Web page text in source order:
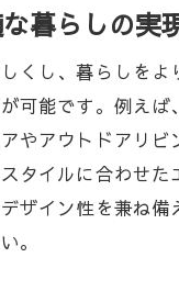
エムビーズ
エクステリ
地域密着型
住みやすさ
自然と調和
暮らしの実
くし、暮らしを
可能です。例え
やアウトドアリ
タイルに合わせ
ザイン性を兼ね
。